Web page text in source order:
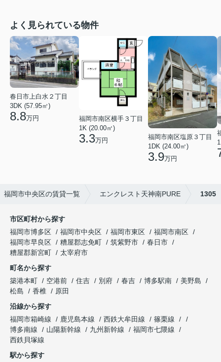
よく見られている物件
春日市上白水２丁目
3DK (57.95㎡)
8.8万円
福岡市南区横手３丁目
1K (20.00㎡)
3.3万円
福岡市南区塩原３丁目
1DK (24.00㎡)
3.9万円
福岡市中央区の賃貸一覧 エンクレスト天神南PURE 1305
市区町村から探す
福岡市博多区
福岡市中央区 福岡市東区
福岡市南区
福岡市早良区
糟屋郡志免町 筑紫野市
春日市
糟屋郡新宮町
太宰府市
町名から探す
築港本町
空港前 住吉 別府 春吉 博多駅南
美野島
松島
香椎
原田
沿線から探す
福岡市箱崎線
鹿児島本線 西鉄大牟田線
篠栗線
博多南線
山陽新幹線 九州新幹線
福岡市七隈線
西鉄貝塚線
駅から探す